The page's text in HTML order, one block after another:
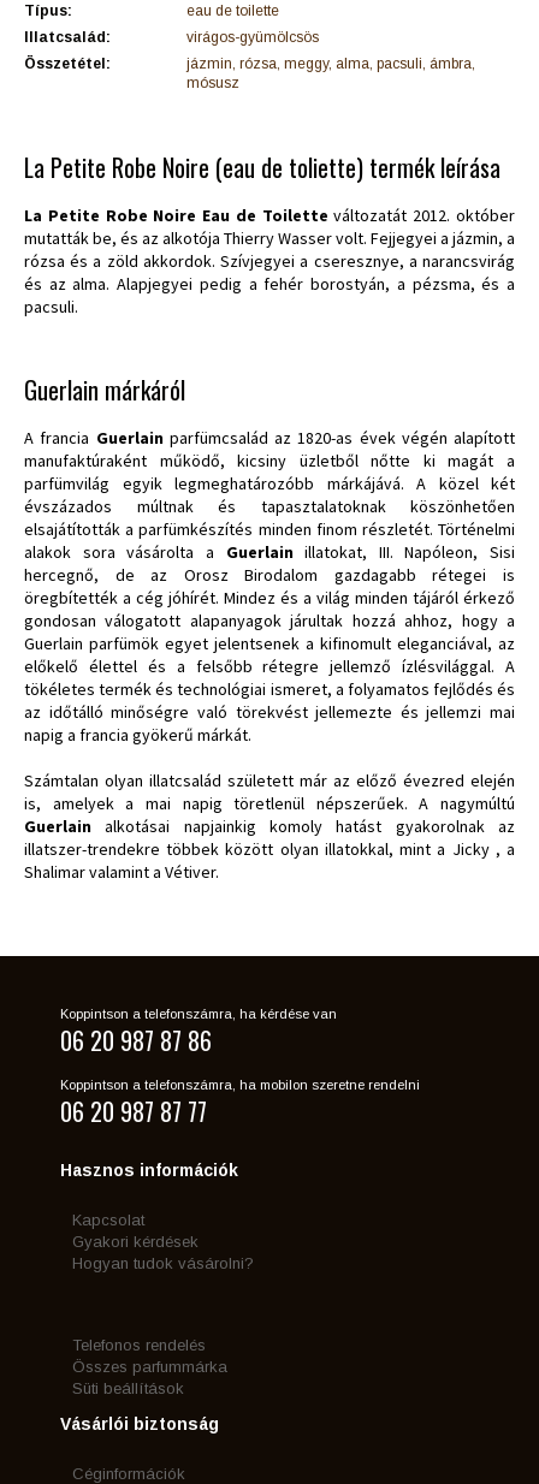
Típus:
eau de toilette
Illatcsalád:
virágos-gyümölcsös
Összetétel:
jázmin, rózsa, meggy, alma, pacsuli, ámbra,
mósusz
La Petite Robe Noire (eau de toliette) termék leírása
La Petite Robe Noire Eau de Toilette változatát 2012. október
mutatták be, és az alkotója Thierry Wasser volt. Fejjegyei a jázmin, a
rózsa és a zöld akkordok. Szívjegyei a cseresznye, a narancsvirág
és az alma. Alapjegyei pedig a fehér borostyán, a pézsma, és a
pacsuli.
Guerlain márkáról
A francia Guerlain parfümcsalád az 1820-as évek végén alapított
manufaktúraként működő, kicsiny üzletből nőtte ki magát a
parfümvilág egyik legmeghatározóbb márkájává. A közel két
évszázados múltnak és tapasztalatoknak köszönhetően
elsajátították a parfümkészítés minden finom részletét. Történelmi
alakok sora vásárolta a Guerlainillatokat, III. Napóleon, Sisi
hercegnő, de az Orosz Birodalom gazdagabb rétegei is
öregbítették a cég jóhírét. Mindez és a világ minden tájáról érkező
gondosan válogatott alapanyagok járultak hozzá ahhoz, hogy a
Guerlain parfümök egyet jelentsenek a kifinomult eleganciával, az
előkelő élettel és a felsőbb rétegre jellemző ízlésvilággal. A
tökéletes termék és technológiai ismeret, a folyamatos fejlődés és
az időtálló minőségre való törekvést jellemezte és jellemzi mai
napig a francia gyökerű márkát.
Számtalan olyan illatcsalád született már az előző évezred elején
is, amelyek a mai napig töretlenül népszerűek. A nagymúltú
Guerlainalkotásai napjainkig komoly hatást gyakorolnak az
illatszer-trendekre többek között olyan illatokkal, mint a Jicky , a
Shalimar valamint a Vétiver.
Koppintson a telefonszámra, ha kérdése van
06 20 987 87 86
Koppintson a telefonszámra, ha mobilon szeretne rendelni
06 20 987 87 77
Hasznos információk
Kapcsolat
Gyakori kérdések
Hogyan tudok vásárolni?
Telefonos rendelés
Összes parfummárka
Süti beállítások
Vásárlói biztonság
Céginformációk